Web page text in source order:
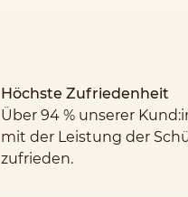
Höchste Zufriedenheit
Über 94 % unserer
mit der Leistung der
zufrieden.